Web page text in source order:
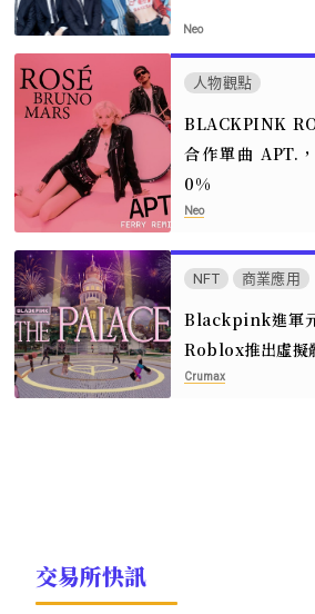
Neo
人物觀點
BLACKPINK
合作單曲 APT.
0%
Neo
NFT 商業應用
Blackpink進軍
Roblox推出虛擬
Crumax
交易所快訊